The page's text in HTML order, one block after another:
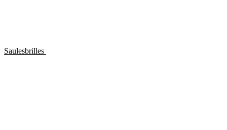
Saulesbrilles